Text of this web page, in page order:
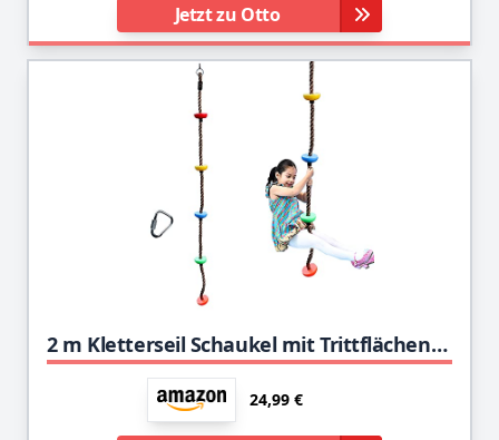
Jetzt zu Otto
2 m Kletterseil Schaukel mit Trittflächen Kletter-Tau Tellerschaukel Hängeschaukel Ninja Seil Ninja Liner Zubehör
24,99 €